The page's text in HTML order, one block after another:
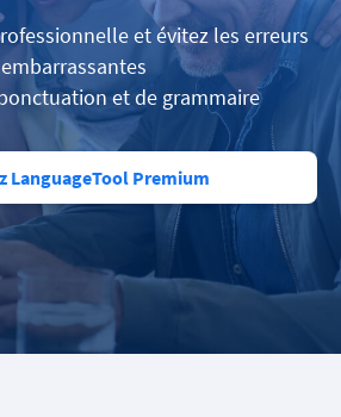
et évitez les erreurs
embarrassantes
et de grammaire
LanguageTool Premium